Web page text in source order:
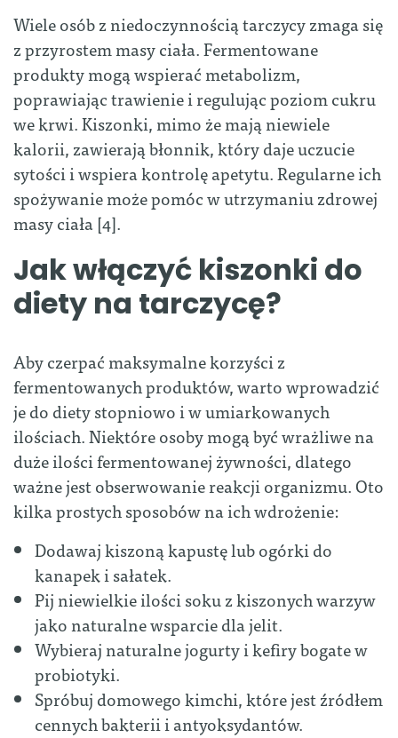
Wiele osób z niedoczynnością tarczycy zmaga się
z przyrostem masy ciała. Fermentowane
produkty mogą wspierać metabolizm,
poprawiając trawienie i regulując poziom cukru
we krwi. Kiszonki, mimo że mają niewiele
kalorii, zawierają błonnik, który daje uczucie
sytości i wspiera kontrolę apetytu. Regularne ich
spożywanie może pomóc w utrzymaniu zdrowej
masy ciała [4].
Jak włączyć kiszonki do
diety na tarczycę?
Aby czerpać maksymalne korzyści z
fermentowanych produktów, warto wprowadzić
je do diety stopniowo i w umiarkowanych
ilościach. Niektóre osoby mogą być wrażliwe na
duże ilości fermentowanej żywności, dlatego
ważne jest obserwowanie reakcji organizmu. Oto
kilka prostych sposobów na ich wdrożenie:
Dodawaj kiszoną kapustę lub ogórki do
kanapek i sałatek.
Pij niewielkie ilości soku z kiszonych warzyw
jako naturalne wsparcie dla jelit.
Wybieraj naturalne jogurty i kefiry bogate w
probiotyki.
Spróbuj domowego kimchi, które jest źródłem
cennych bakterii i antyoksydantów.